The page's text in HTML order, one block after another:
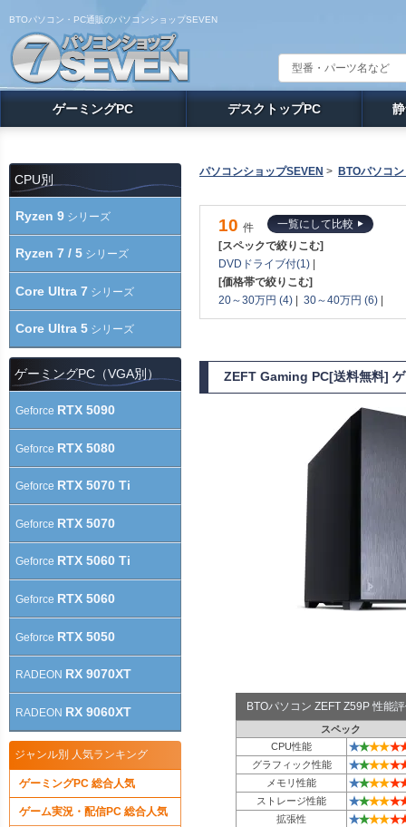
BTOパソコン・PC通販のパソコンショップSEVEN
ゲーミングPC デスクトップPC
パソコンショップSEVEN > BTOパソコ
10 件
一覧にして比較
[スペックで絞りこむ]
DVDドライブ付(1) |
[価格帯で絞りこむ]
20～30万円 (4) | 30～40万円 (6) |
ZEFT Gaming PC[送料無料]
BTOパソコン ZEFT Z59P 性能
スペック
CPU性能
★★★★★
グラフィック性能 ★★★★★
メモリ性能 ★★★★★
ストレージ性能 ★★★★★
拡張性 ★★★★★
CPU別
Ryzen 9 シリーズ
Ryzen 7 / 5 シリーズ
Core Ultra 7 シリーズ
Core Ultra 5 シリーズ
ゲーミングPC（VGA別）
Geforce RTX 5090
Geforce RTX 5080
Geforce RTX 5070 Ti
Geforce RTX 5070
Geforce RTX 5060 Ti
Geforce RTX 5060
Geforce RTX 5050
RADEON RX 9070XT
RADEON RX 9060XT
ジャンル別 人気ランキング
ゲーミングPC 総合人気
ゲーム実況・配信PC 総合人気